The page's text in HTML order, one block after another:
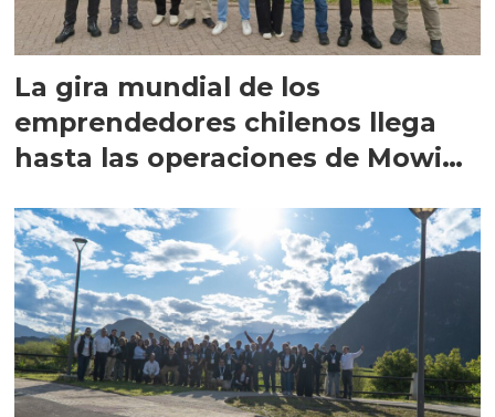
La gira mundial de los
emprendedores chilenos llega
hasta las operaciones de Mowi